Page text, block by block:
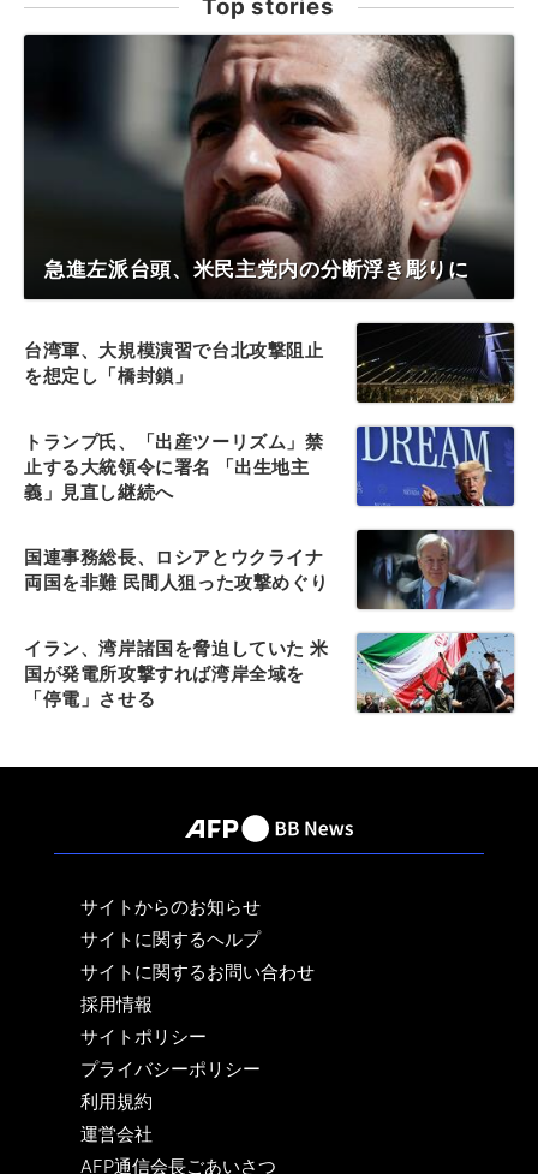
Top stories
急進左派台頭、米民主党内の分断浮き彫りに
台湾軍、大規模演習で台北攻撃阻止
を想定し「橋封鎖」
トランプ氏、「出産ツーリズム」禁
止する大統領令に署名 「出生地主
義」見直し継続へ
国連事務総長、ロシアとウクライナ
両国を非難 民間人狙った攻撃めぐり
イラン、湾岸諸国を脅迫していた 米
国が発電所攻撃すれば湾岸全域を
「停電」させる
サイトからのお知らせ
サイトに関するヘルプ
サイトに関するお問い合わせ
採用情報
サイトポリシー
プライバシーポリシー
利用規約
運営会社
AFP通信会長ごあいさつ